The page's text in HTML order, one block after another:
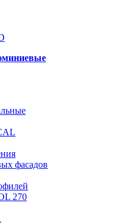
фасадов
270